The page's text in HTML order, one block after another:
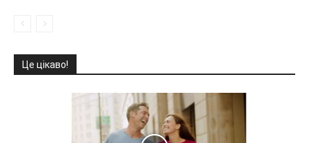
Це цікаво!